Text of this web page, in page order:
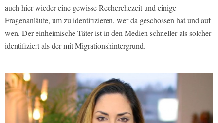
auch hier wieder eine gewisse Recherchezeit und einige
Fragenanläufe, um zu identifizieren, wer da geschossen hat und auf
wen. Der einheimische Täter ist in den Medien schneller als solcher
identifiziert als der mit Migrationshintergrund.